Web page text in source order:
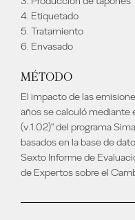
4. Etiquetado
5. Tratamiento
6. Envasado
MÉTODO
El impacto de las
años se calculó mediante
(v.1.02)" del programa
basados en la base de
Sexto Informe de
de Expertos sobre el